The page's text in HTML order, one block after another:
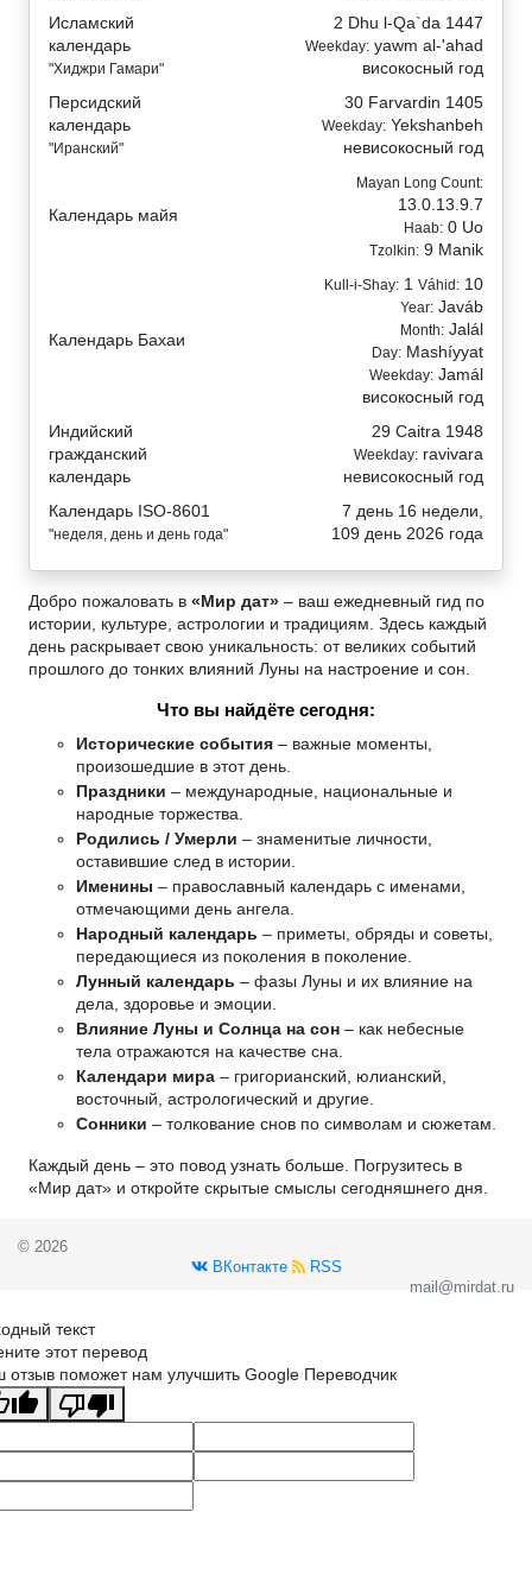
Исламский
календарь
"Хиджри Гамари"
2 Dhu l-Qa`da 1447
Weekday: yawm al-'ahad
високосный год
Персидский
календарь
"Иранский"
30 Farvardin 1405
Weekday: Yekshanbeh
невисокосный год
Календарь майя
Mayan Long Count:
13.0.13.9.7
Haab: 0 Uo
Tzolkin: 9 Manik
Календарь Бахаи
Kull-i-Shay: 1 Váhid: 10
Year: Javáb
Month: Jalál
Day: Mashíyyat
Weekday: Jamál
високосный год
Индийский
гражданский
календарь
29 Caitra 1948
Weekday: ravivara
невисокосный год
Календарь ISO-8601
"неделя, день и день года"
7 день 16 недели,
109 день 2026 года
Добро пожаловать в «Мир дат» – ваш ежедневный гид по
истории, культуре, астрологии и традициям. Здесь каждый
день раскрывает свою уникальность: от великих событий
прошлого до тонких влияний Луны на настроение и сон.
Что вы найдёте сегодня:
Исторические события – важные моменты,
произошедшие в этот день.
Праздники – международные, национальные и
народные торжества.
Родились / Умерли – знаменитые личности,
оставившие след в истории.
Именины – православный календарь с именами,
отмечающими день ангела.
Народный календарь – приметы, обряды и советы,
передающиеся из поколения в поколение.
Лунный календарь – фазы Луны и их влияние на
дела, здоровье и эмоции.
Влияние Луны и Солнца на сон – как небесные
тела отражаются на качестве сна.
Календари мира – григорианский, юлианский,
восточный, астрологический и другие.
Сонники – толкование снов по символам и сюжетам.
Каждый день – это повод узнать больше. Погрузитесь в
«Мир дат» и откройте скрытые смыслы сегодняшнего дня.
© 2026
ВКонтакте
RSS
mail@mirdat.ru
текст
этот перевод
отзыв поможет нам улучшить Google Переводчик